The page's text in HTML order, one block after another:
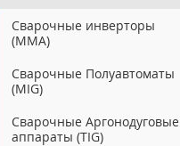
Сварочные инверторы
(ММА)
Сварочные Полуавтоматы
(MIG)
Сварочные Аргонодуговые
аппараты (TIG)